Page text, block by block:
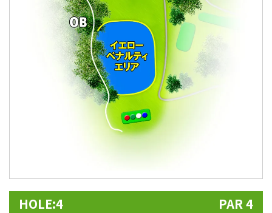
HOLE:4 PAR 4